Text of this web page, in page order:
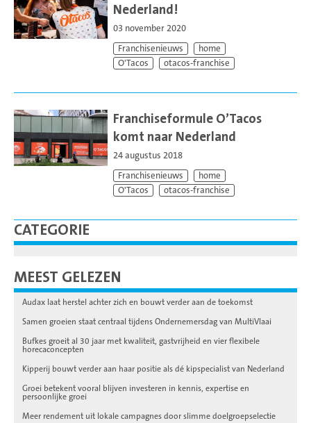
CATEGORIE
MEEST GELEZEN
Audax laat herstel achter zich en bouwt verder aan de toekomst
Samen groeien staat centraal tijdens Ondernemersdag van MultiVlaai
Bufkes groeit al 30 jaar met kwaliteit, gastvrijheid en vier flexibele
horecaconcepten
Kipperij bouwt verder aan haar positie als dé kipspecialist van Nederland
Groei betekent vooral blijven investeren in kennis, expertise en
persoonlijke groei
Meer rendement uit lokale campagnes door slimme doelgroepselectie
Nederland!
03 november 2020
Franchisenieuws
home
O'Tacos
otacos-franchise
meer
Franchiseformule O’Tacos
komt naar Nederland
24 augustus 2018
Franchisenieuws
home
O'Tacos
otacos-franchise